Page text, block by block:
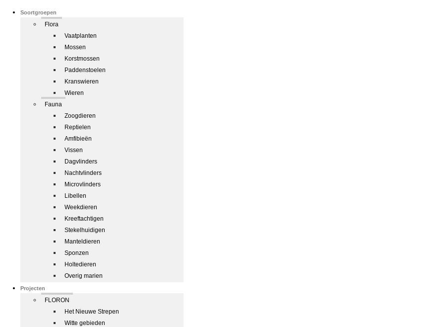
Soortgroepen
Flora
Vaatplanten
Mossen
Korstmossen
Paddenstoelen
Kranswieren
Wieren
Fauna
Zoogdieren
Reptielen
Amfibieën
Vissen
Dagvlinders
Nachtvlinders
Microvlinders
Libellen
Weekdieren
Kreeftachtigen
Stekelhuidigen
Manteldieren
Sponzen
Holtedieren
Overig marien
Projecten
FLORON
Het Nieuwe Strepen
Witte gebieden